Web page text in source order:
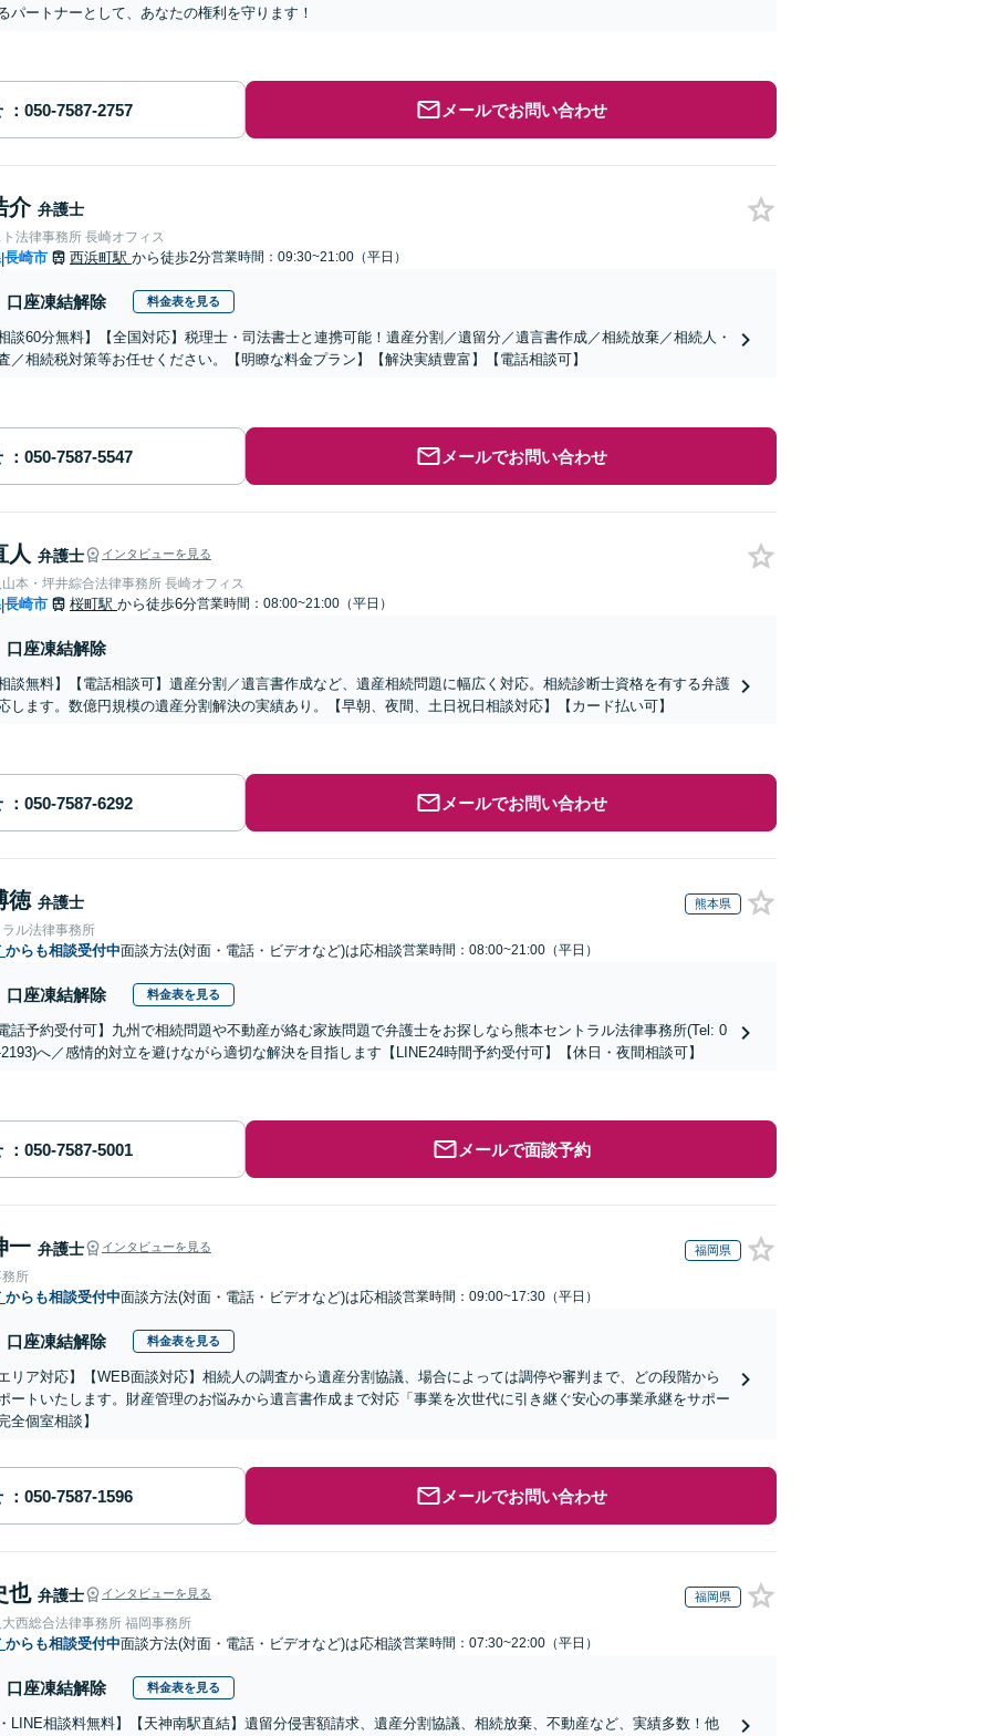
パートナーとして、あなたの権利を守ります！
メールでお問い合わせ
介 弁護士
法律事務所 長崎オフィス
|長崎市 西浜町駅 から徒歩2分営業時間：09:30~21:00（平日）
口座凍結解除 料金表を見る
相談60分無料】【全国対応】税理士・司法書士と連携可能！遺産分割／遺留分／遺言書作成／相続放棄／相続人・
／相続税対策等お任せください。【明瞭な料金プラン】【解決実績豊富】【電話相談可】
メールでお問い合わせ
人 弁護士 インタビューを見る
本・坪井綜合法律事務所 長崎オフィス
|長崎市 桜町駅 から徒歩6分営業時間：08:00~21:00（平日）
口座凍結解除
相談無料】【電話相談可】遺産分割／遺言書作成など、遺産相続問題に幅広く対応。相続診断士資格を有する弁護
します。数億円規模の遺産分割解決の実績あり。【早朝、夜間、土日祝日相談対応】【カード払い可】
メールでお問い合わせ
徳 弁護士 熊本県
ル法律事務所
からも相談受付中面談方法(対面・電話・ビデオなど)は応相談営業時間：08:00~21:00（平日）
口座凍結解除 料金表を見る
電話予約受付可】九州で相続問題や不動産が絡む家族問題で弁護士をお探しなら熊本セントラル法律事務所(Tel: 0
へ／感情的対立を避けながら適切な解決を目指します【LINE24時間予約受付可】【休日・夜間相談可】
メールで面談予約
一 弁護士 インタビューを見る 福岡県
所
からも相談受付中面談方法(対面・電話・ビデオなど)は応相談営業時間：09:00~17:30（平日）
口座凍結解除 料金表を見る
エリア対応】【WEB面談対応】相続人の調査から遺産分割協議、場合によっては調停や審判まで、どの段階から
ートいたします。財産管理のお悩みから遺言書作成まで対応「事業を次世代に引き継ぐ安心の事業承継をサポー
全個室相談】
メールでお問い合わせ
也 弁護士 インタビューを見る 福岡県
西総合法律事務所 福岡事務所
からも相談受付中面談方法(対面・電話・ビデオなど)は応相談営業時間：07:30~22:00（平日）
口座凍結解除 料金表を見る
・LINE相談料無料】【天神南駅直結】遺留分侵害額請求、遺産分割協議、相続放棄、不動産など、実績多数！他